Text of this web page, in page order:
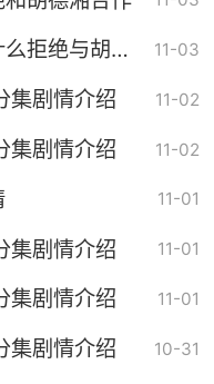
拒绝与胡德
11-03
集剧情介绍 11-02
集剧情介绍 11-02
11-01
集剧情介绍 11-01
集剧情介绍 11-01
集剧情介绍 10-31